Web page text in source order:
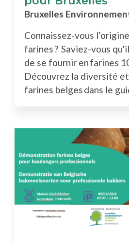
Bruxelles
Connaissez-vous
farines ? Saviez-vous
de se fournir en farines
Découvrez la diversité
farines belges dans le